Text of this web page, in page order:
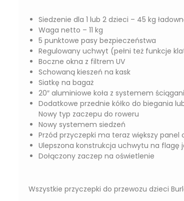
Siedzenie dla 1 lub 2 dzieci – 45 kg
Waga netto – 11 kg
5 punktowe pasy bezpieczeństwa
Regulowany uchwyt (pełni też funkcje
Boczne okna z filtrem UV
Schowaną kieszeń na kask
Siatkę na bagaż
20″ aluminiowe koła z systemem
Dodatkowe przednie kółko do biegania
Nowy typ zaczepu do roweru
Nowy systemem siedzeń
Przód przyczepki ma teraz większy
Ulepszona konstrukcja uchwytu na flagę
Dołączony zaczep na oświetlenie
Wszystkie przyczepki do przewozu dzieci